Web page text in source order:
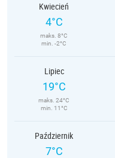
Kwiecień
4°C
maks. 8°C
min. -2°C
Lipiec
19°C
maks. 24°C
min. 11°C
Październik
7°C